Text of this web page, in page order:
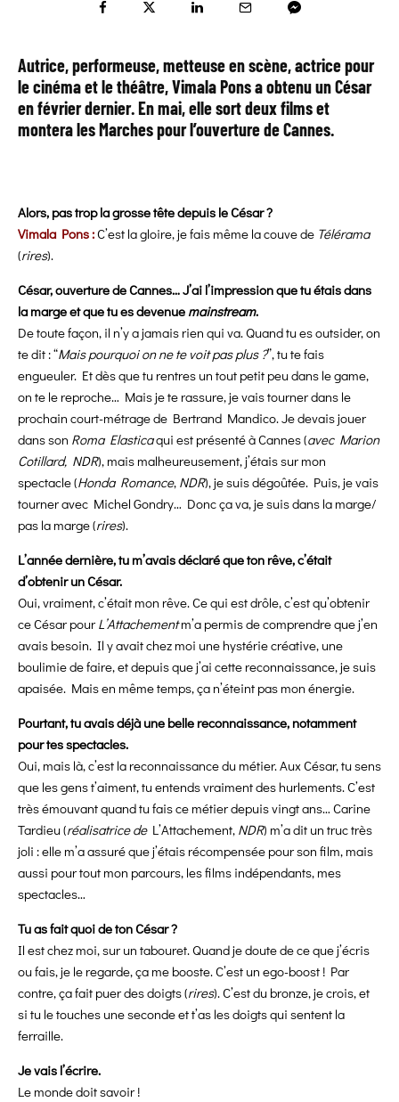
Autrice, performeuse, metteuse en scène, actrice pour
le cinéma et le théâtre, Vimala Pons a obtenu un César
en février dernier. En mai, elle sort deux films et
montera les Marches pour l’ouverture de Cannes.
Alors, pas trop la grosse tête depuis le César ?
Vimala Pons :C’est la gloire, je fais même la couve de Télérama
(rires).
César, ouverture de Cannes… J’ai l’impression que tu étais dans
la marge et que tu es devenue mainstream.
De toute façon, il n’y a jamais rien qui va. Quand tu es outsider, on
te dit : “Mais pourquoi on ne te voit pas plus ?”, tu te fais
engueuler. Et dès que tu rentres un tout petit peu dans le game,
on te le reproche… Mais je te rassure, je vais tourner dans le
prochain court-métrage de Bertrand Mandico. Je devais jouer
dans son Roma Elasticaqui est présenté à Cannes (avec Marion
Cotillard, NDR), mais malheureusement, j’étais sur mon
spectacle (Honda Romance, NDR), je suis dégoûtée. Puis, je vais
tourner avec Michel Gondry… Donc ça va, je suis dans la marge/
pas la marge (rires).
L’année dernière, tu m’avais déclaré que ton rêve, c’était
d’obtenir un César.
Oui, vraiment, c’était mon rêve. Ce qui est drôle, c’est qu’obtenir
ce César pour L’Attachementm’a permis de comprendre que j’en
avais besoin. Il y avait chez moi une hystérie créative, une
boulimie de faire, et depuis que j’ai cette reconnaissance, je suis
apaisée. Mais en même temps, ça n’éteint pas mon énergie.
Pourtant, tu avais déjà une belle reconnaissance, notamment
pour tes spectacles.
Oui, mais là, c’est la reconnaissance du métier. Aux César, tu sens
que les gens t’aiment, tu entends vraiment des hurlements. C’est
très émouvant quand tu fais ce métier depuis vingt ans… Carine
Tardieu (réalisatrice deL’Attachement, NDR) m’a dit un truc très
joli : elle m’a assuré que j’étais récompensée pour son film, mais
aussi pour tout mon parcours, les films indépendants, mes
spectacles…
Tu as fait quoi de ton César ?
Il est chez moi, sur un tabouret. Quand je doute de ce que j’écris
ou fais, je le regarde, ça me booste. C’est un ego-boost ! Par
contre, ça fait puer des doigts (rires). C’est du bronze, je crois, et
si tu le touches une seconde et t’as les doigts qui sentent la
ferraille.
Je vais l’écrire.
Le monde doit savoir !